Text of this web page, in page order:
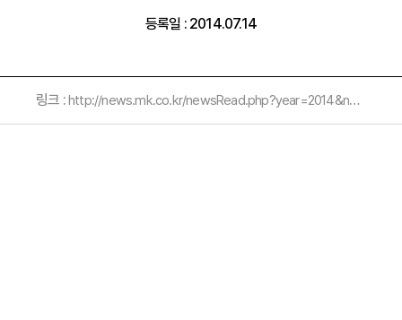
등록일 : 2014.07.14
링크 :http://news.mk.co.kr/newsRead.php?year=2014&no=987293